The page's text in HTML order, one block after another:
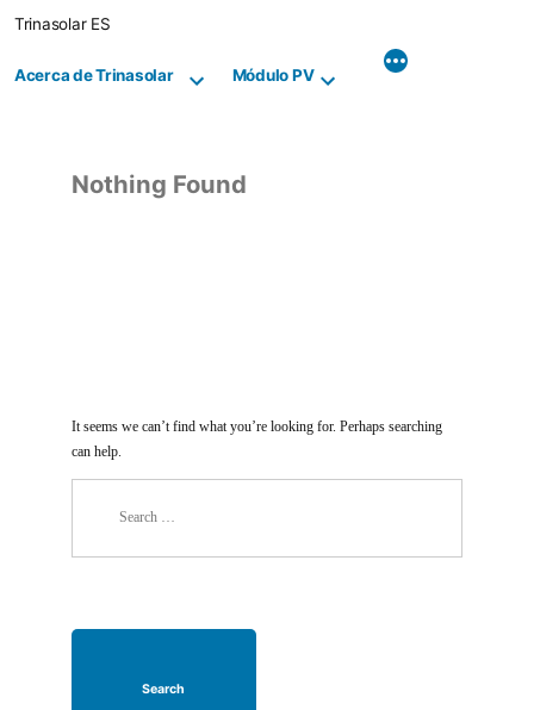
Trinasolar ES
Acerca de Trinasolar Módulo PV
Nothing Found
It seems we can’t find what you’re looking for. Perhaps searching
can help.